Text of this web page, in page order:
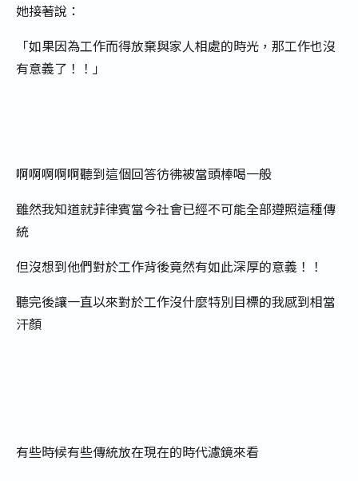
她接著說：
「如果因為工作而得放棄與家人相處的時光，那工作也沒
有意義了！！」
啊啊啊啊啊聽到這個回答彷彿被當頭棒喝一般
雖然我知道就菲律賓當今社會已經不可能全部遵照這種傳
統
但沒想到他們對於工作背後竟然有如此深厚的意義！！
聽完後讓一直以來對於工作沒什麼特別目標的我感到相當
汗顏
有些時候有些傳統放在現在的時代濾鏡來看